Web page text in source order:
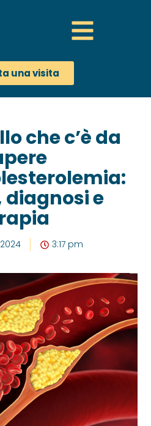
una visita
che c’è da
e
3:17 pm